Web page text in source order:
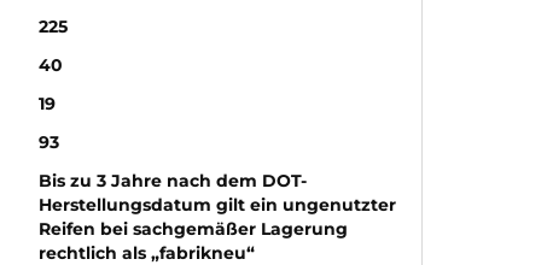
225
40
19
93
Bis zu 3 Jahre nach dem DOT-
Herstellungsdatum gilt ein ungenutzter
Reifen bei sachgemäßer Lagerung
rechtlich als „fabrikneu“